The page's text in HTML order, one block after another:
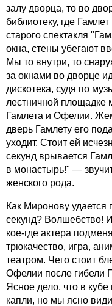
залу дворца, то во
библиотеку, где
старого спектакля
окна, стены убегают
Мы то внутри, то
за окнами во дворце
дискотека, судя по
лестничной площадке
Гамлета и Офелии.
дверь Гамлету его
уходит. Стоит ей
секунд врывается
в монастырь!" —
женского рода.
Как Миронову удается
секунд? Волшебство!
кое-где актера
трюкачество, игра,
театром. Чего стоит
Офелии после гибели
Ясное дело, что в
капли, но мы ясно